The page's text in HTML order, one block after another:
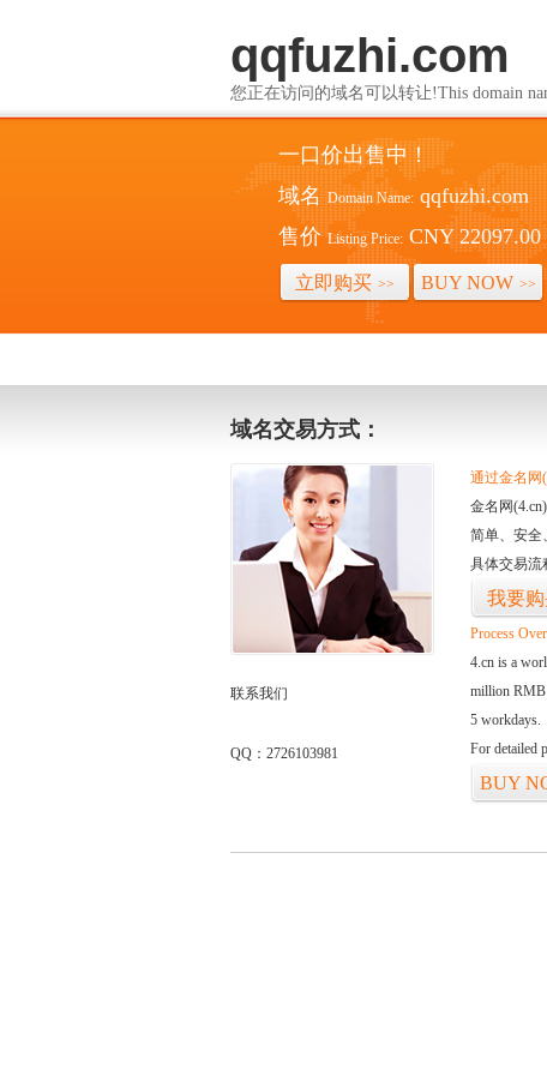
qqfuzhi.com
您正在访问的域名可以转让!This domain
一口价出售中！
域名 Domain Name: qqfuzhi.com
售价 Listing Price: CNY 22097.00
立即购买 >> BUY NOW >>
域名交易方式：
联系我们
QQ：2726103981
通过金名网
金名网
简单、安全
具体交易流
我要
Process
4.cn is a
million RMB
5 workdays.
For detailed
BUY